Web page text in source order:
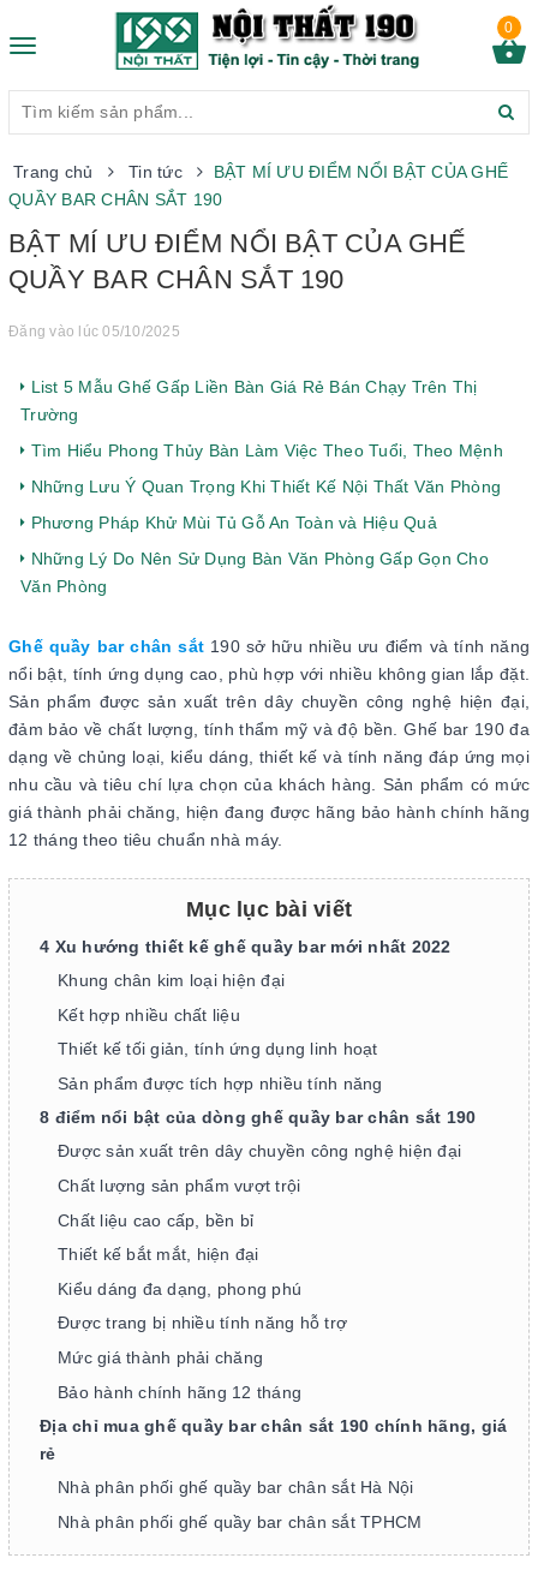
Toggle
0
Trang chủ Tin tức
BẬT MÍ ƯU ĐIỂM NỔI BẬT CỦA GHẾ
QUẦY BAR CHÂN SẮT 190
BẬT MÍ ƯU ĐIỂM NỔI BẬT CỦA GHẾ
QUẦY BAR CHÂN SẮT 190
Đăng vào lúc 05/10/2025
List 5 Mẫu Ghế Gấp Liền Bàn Giá Rẻ Bán Chạy Trên Thị
Trường
Tìm Hiểu Phong Thủy Bàn Làm Việc Theo Tuổi, Theo Mệnh
Những Lưu Ý Quan Trọng Khi Thiết Kế Nội Thất Văn Phòng
Phương Pháp Khử Mùi Tủ Gỗ An Toàn và Hiệu Quả
Những Lý Do Nên Sử Dụng Bàn Văn Phòng Gấp Gọn Cho
Văn Phòng
Ghế quầy bar chân sắt 190 sở hữu nhiều ưu điểm và tính năng
nổi bật, tính ứng dụng cao, phù hợp với nhiều không gian lắp đặt.
Sản phẩm được sản xuất trên dây chuyền công nghệ hiện đại,
đảm bảo về chất lượng, tính thẩm mỹ và độ bền. Ghế bar 190 đa
dạng về chủng loại, kiểu dáng, thiết kế và tính năng đáp ứng mọi
nhu cầu và tiêu chí lựa chọn của khách hàng. Sản phẩm có mức
giá thành phải chăng, hiện đang được hãng bảo hành chính hãng
12 tháng theo tiêu chuẩn nhà máy.
Mục lục bài viết
4 Xu hướng thiết kế ghế quầy bar mới nhất 2022
Khung chân kim loại hiện đại
Kết hợp nhiều chất liệu
Thiết kế tối giản, tính ứng dụng linh hoạt
Sản phẩm được tích hợp nhiều tính năng
8 điểm nổi bật của dòng ghế quầy bar chân sắt 190
Được sản xuất trên dây chuyền công nghệ hiện đại
Chất lượng sản phẩm vượt trội
Chất liệu cao cấp, bền bỉ
Thiết kế bắt mắt, hiện đại
Kiểu dáng đa dạng, phong phú
Được trang bị nhiều tính năng hỗ trợ
Mức giá thành phải chăng
Bảo hành chính hãng 12 tháng
Địa chỉ mua ghế quầy bar chân sắt 190 chính hãng, giá
rẻ
Nhà phân phối ghế quầy bar chân sắt Hà Nội
Nhà phân phối ghế quầy bar chân sắt TPHCM